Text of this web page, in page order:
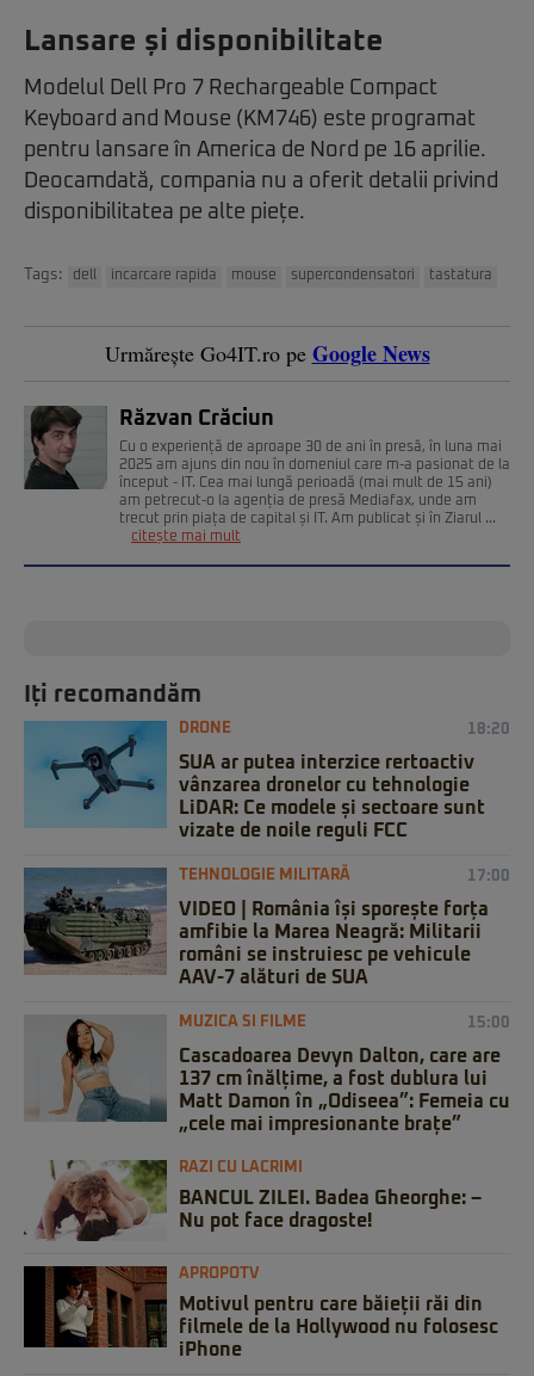
Lansare și disponibilitate
Modelul Dell Pro 7 Rechargeable Compact
Keyboard and Mouse (KM746) este programat
pentru lansare în America de Nord pe 16 aprilie.
Deocamdată, compania nu a oferit detalii privind
disponibilitatea pe alte piețe.
Tags: dell incarcare rapida mouse supercondensatori tastatura
Urmărește Go4IT.ro pe Google News
Răzvan Crăciun
Cu o experiență de aproape 30 de ani în presă, în luna mai
2025 am ajuns din nou în domeniul care m-a pasionat de la
început - IT. Cea mai lungă perioadă (mai mult de 15 ani)
am petrecut-o la agenția de presă Mediafax, unde am
trecut prin piața de capital și IT. Am publicat și în Ziarul ...
citește mai mult
Iți recomandăm
DRONE 18:20
SUA ar putea interzice rertoactiv
vânzarea dronelor cu tehnologie
LiDAR: Ce modele și sectoare sunt
vizate de noile reguli FCC
TEHNOLOGIE MILITARĂ 17:00
VIDEO | România își sporește forța
amfibie la Marea Neagră: Militarii
români se instruiesc pe vehicule
AAV-7 alături de SUA
MUZICA SI FILME 15:00
Cascadoarea Devyn Dalton, care are
137 cm înălțime, a fost dublura lui
Matt Damon în „Odiseea”: Femeia cu
„cele mai impresionante brațe”
RAZI CU LACRIMI
BANCUL ZILEI. Badea Gheorghe: –
Nu pot face dragoste!
APROPOTV
Motivul pentru care băieții răi din
filmele de la Hollywood nu folosesc
iPhone